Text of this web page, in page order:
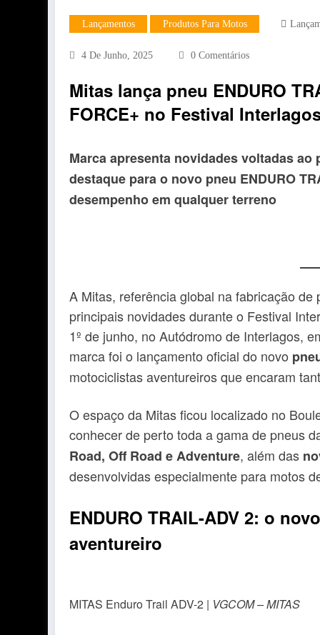
Lançamentos Produtos Para Motos
4 De Junho, 2025 0 Comentários
Mitas lança pneu ENDURO
FORCE+ no Festival
Marca apresenta novidades voltadas
destaque para o novo pneu ENDURO
desempenho em qualquer terreno
A Mitas, referência global na fabricação
principais novidades durante o Festival
1º de junho, no Autódromo de Interlagos,
marca foi o lançamento oficial do novo
motociclistas aventureiros que encaram
O espaço da Mitas ficou localizado no
conhecer de perto toda a gama de pneus
Road, Off Road e Adventure, além das
desenvolvidas especialmente para motos
ENDURO TRAIL-ADV 2: o
aventureiro
MITAS Enduro Trail ADV-2 | VGCOM – MITAS